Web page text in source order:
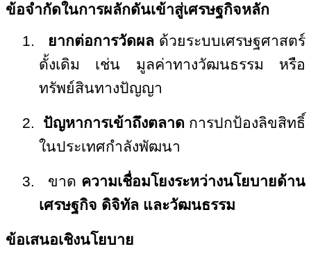
ข้อจำกัดในการผลักดันเข้าสู่เศรษฐกิจหลัก
1.
ยากต่อการวัดผลด้วยระบบเศรษฐศาสตร์
ดั้งเดิม เช่น มูลค่าทางวัฒนธรรม หรือ
ทรัพย์สินทางปัญญา
2. ปัญหาการเข้าถึงตลาด การปกป้องลิขสิทธิ์
ในประเทศกำลังพัฒนา
3. ขาด ความเชื่อมโยงระหว่างนโยบายด้าน
เศรษฐกิจ ดิจิทัล และวัฒนธรรม
ข้อเสนอเชิงนโยบาย